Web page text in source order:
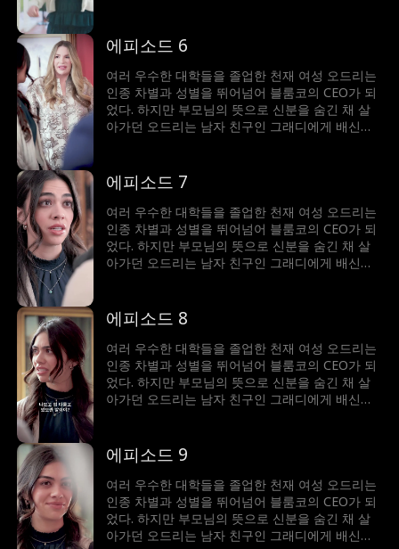
움을 받아 위기를 피하고, 언제나 적으로만 생각했
던 말로우의 진심을 알게 되면서 함께 어려움을 헤
쳐나가게 된다
에피소드 6
여러 우수한 대학들을 졸업한 천재 여성 오드리는
인종 차별과 성별을 뛰어넘어 블룸코의 CEO가 되
었다. 하지만 부모님의 뜻으로 신분을 숨긴 채 살
아가던 오드리는 남자 친구인 그래디에게 배신을
움을 받아 위기를 피하고, 언제나 적으로만 생각했
던 말로우의 진심을 알게 되면서 함께 어려움을 헤
쳐나가게 된다
에피소드 7
여러 우수한 대학들을 졸업한 천재 여성 오드리는
인종 차별과 성별을 뛰어넘어 블룸코의 CEO가 되
었다. 하지만 부모님의 뜻으로 신분을 숨긴 채 살
아가던 오드리는 남자 친구인 그래디에게 배신을
움을 받아 위기를 피하고, 언제나 적으로만 생각했
던 말로우의 진심을 알게 되면서 함께 어려움을 헤
쳐나가게 된다
에피소드 8
여러 우수한 대학들을 졸업한 천재 여성 오드리는
인종 차별과 성별을 뛰어넘어 블룸코의 CEO가 되
었다. 하지만 부모님의 뜻으로 신분을 숨긴 채 살
아가던 오드리는 남자 친구인 그래디에게 배신을
움을 받아 위기를 피하고, 언제나 적으로만 생각했
던 말로우의 진심을 알게 되면서 함께 어려움을 헤
쳐나가게 된다
에피소드 9
여러 우수한 대학들을 졸업한 천재 여성 오드리는
인종 차별과 성별을 뛰어넘어 블룸코의 CEO가 되
었다. 하지만 부모님의 뜻으로 신분을 숨긴 채 살
아가던 오드리는 남자 친구인 그래디에게 배신을